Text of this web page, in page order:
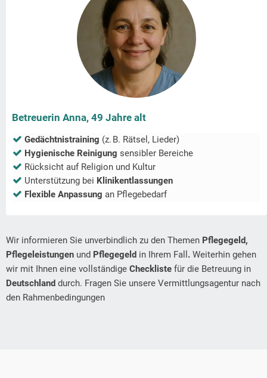
Betreuerin Anna, 49 Jahre alt
Gedächtnistraining (z. B. Rätsel, Lieder)
Hygienische Reinigung sensibler Bereiche
Rücksicht auf Religion und Kultur
Unterstützung bei Klinikentlassungen
Flexible Anpassung an Pflegebedarf
Wir informieren Sie unverbindlich zu den Themen Pflegegeld,
Pflegeleistungen und Pflegegeld in Ihrem Fall . Weiterhin gehen
wir mit Ihnen eine vollständige Checkliste für die Betreuung in
Deutschland durch. Fragen Sie unsere Vermittlungsagentur nach
den Rahmenbedingungen